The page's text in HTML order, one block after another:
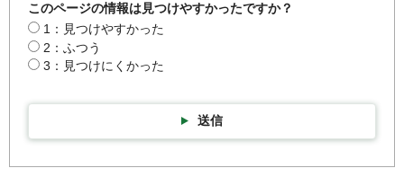
このページの情報は見つけやすかったですか？
1：見つけやすかった
2：ふつう
3：見つけにくかった
送信